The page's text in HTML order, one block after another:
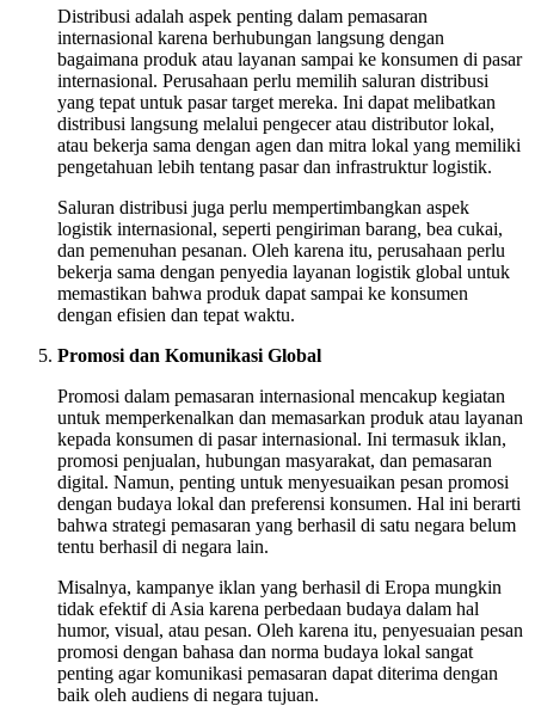
Distribusi adalah aspek penting dalam pemasaran
internasional karena berhubungan langsung dengan
bagaimana produk atau layanan sampai ke konsumen di pasar
internasional. Perusahaan perlu memilih saluran distribusi
yang tepat untuk pasar target mereka. Ini dapat melibatkan
distribusi langsung melalui pengecer atau distributor lokal,
atau bekerja sama dengan agen dan mitra lokal yang memiliki
pengetahuan lebih tentang pasar dan infrastruktur logistik.
Saluran distribusi juga perlu mempertimbangkan aspek
logistik internasional, seperti pengiriman barang, bea cukai,
dan pemenuhan pesanan. Oleh karena itu, perusahaan perlu
bekerja sama dengan penyedia layanan logistik global untuk
memastikan bahwa produk dapat sampai ke konsumen
dengan efisien dan tepat waktu.
Promosi dan Komunikasi Global
Promosi dalam pemasaran internasional mencakup kegiatan
untuk memperkenalkan dan memasarkan produk atau layanan
kepada konsumen di pasar internasional. Ini termasuk iklan,
promosi penjualan, hubungan masyarakat, dan pemasaran
digital. Namun, penting untuk menyesuaikan pesan promosi
dengan budaya lokal dan preferensi konsumen. Hal ini berarti
bahwa strategi pemasaran yang berhasil di satu negara belum
tentu berhasil di negara lain.
Misalnya, kampanye iklan yang berhasil di Eropa mungkin
tidak efektif di Asia karena perbedaan budaya dalam hal
humor, visual, atau pesan. Oleh karena itu, penyesuaian pesan
promosi dengan bahasa dan norma budaya lokal sangat
penting agar komunikasi pemasaran dapat diterima dengan
baik oleh audiens di negara tujuan.